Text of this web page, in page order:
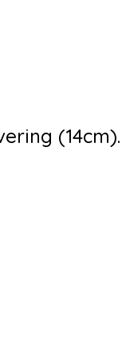
(14cm).